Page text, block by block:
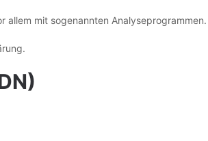
allem mit sogenannten Analyseprogrammen.